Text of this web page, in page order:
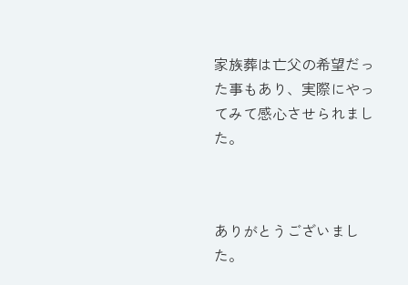
家族葬は亡父の希望だっ
た事もあり、実際にやっ
てみて感心させられまし
た。
ありがとうございまし
た。